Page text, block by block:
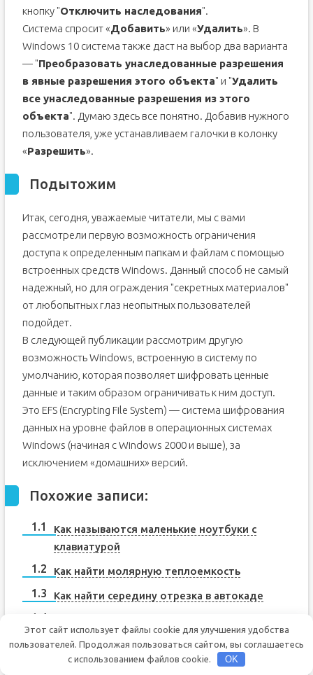
кнопку "Отключить наследования".
Система спросит «Добавить» или «Удалить». В
Windows 10 система также даст на выбор два варианта
— "Преобразовать унаследованные разрешения
в явные разрешения этого объекта" и "Удалить
все унаследованные разрешения из этого
объекта". Думаю здесь все понятно. Добавив нужного
пользователя, уже устанавливаем галочки в колонку
«Разрешить».
Подытожим
Итак, сегодня, уважаемые читатели, мы с вами
рассмотрели первую возможность ограничения
доступа к определенным папкам и файлам с помощью
встроенных средств Windows. Данный способ не самый
надежный, но для ограждения "секретных материалов"
от любопытных глаз неопытных пользователей
подойдет.
В следующей публикации рассмотрим другую
возможность Windows, встроенную в систему по
умолчанию, которая позволяет шифровать ценные
данные и таким образом ограничивать к ним доступ.
Это EFS (Encrypting File System) — система шифрования
данных на уровне файлов в операционных системах
Windows (начиная с Windows 2000 и выше), за
исключением «домашних» версий.
Похожие записи:
Как называются маленькие ноутбуки с
клавиатурой
Как найти молярную теплоемкость
Как найти середину отрезка в автокаде
Этот сайт использует файлы cookie для улучшения удобства
пользователей. Продолжая пользоваться сайтом, вы соглашаетесь
с использованием файлов cookie.
OK